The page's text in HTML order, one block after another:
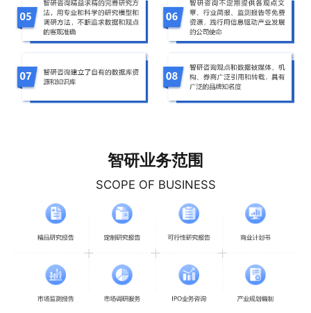
智研业务范围
SCOPE OF BUSINESS